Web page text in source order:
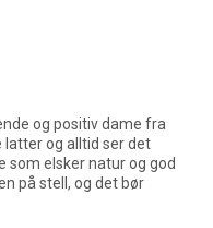
og positiv dame fra
latter og alltid ser det
på stell, og det bør